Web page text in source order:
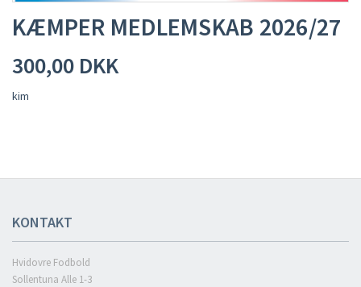
KÆMPER MEDLEMSKAB 2026/27
300,00 DKK
kim
KONTAKT
Hvidovre Fodbold
Sollentuna Alle 1-3